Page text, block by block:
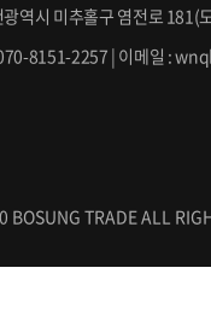
역시 미추홀구 염전로 181(
8151-2257 | 이메일 :
BOSUNG TRADE ALL